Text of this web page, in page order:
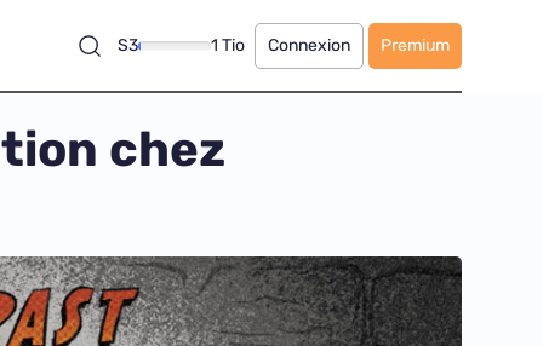
S3 1 Tio Connexion Premium
chez